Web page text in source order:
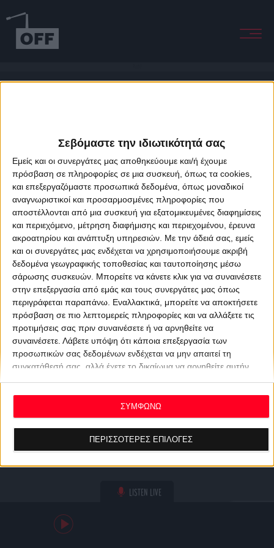
Σεβόμαστε την ιδιωτικότητά σας
Εμείς και οι συνεργάτες μας αποθηκεύουμε και/ή έχουμε
πρόσβαση σε πληροφορίες σε μια συσκευή, όπως τα cookies,
και επεξεργαζόμαστε προσωπικά δεδομένα, όπως μοναδικοί
αναγνωριστικοί και προσαρμοσμένες πληροφορίες που
αποστέλλονται από μια συσκευή για εξατομικευμένες διαφημίσεις
και περιεχόμενο, μέτρηση διαφήμισης και περιεχομένου, έρευνα
ακροατηρίου και ανάπτυξη υπηρεσιών. Με την άδειά σας, εμείς
και οι συνεργάτες μας ενδέχεται να χρησιμοποιήσουμε ακριβή
δεδομένα γεωγραφικής τοποθεσίας και ταυτοποίησης μέσω
σάρωσης συσκευών. Μπορείτε να κάνετε κλικ για να συναινέσετε
στην επεξεργασία από εμάς και τους συνεργάτες μας όπως
περιγράφεται παραπάνω. Εναλλακτικά, μπορείτε να αποκτήσετε
πρόσβαση σε πιο λεπτομερείς πληροφορίες και να αλλάξετε τις
προτιμήσεις σας πριν συναινέσετε ή να αρνηθείτε να
συναινέσετε. Λάβετε υπόψη ότι κάποια επεξεργασία των
προσωπικών σας δεδομένων ενδέχεται να μην απαιτεί τη
συγκατάθεσή σας, αλλά έχετε το δικαίωμα να αρνηθείτε αυτήν
ανακαλέσετε τη συγκατάθεσή σας ανά πάσα στιγμή
επιστρέφοντας σε αυτόν τον ιστότοπο και κάνοντας κλικ στο
κουμπί "Απορρήτου" στο κάτω μέρος της ιστοσελίδας.
ΠΕΡΙΣΣΟΤΕΡΕΣ ΕΠΙΛΟΓΕΣ
ΣΥΜΦΩΝΩ
LISTEN LIVE
About Offradio Business Class Terms & Conditions
Privacy Policy
Designed & developed byporcupine colors&Fotis Alexandrou